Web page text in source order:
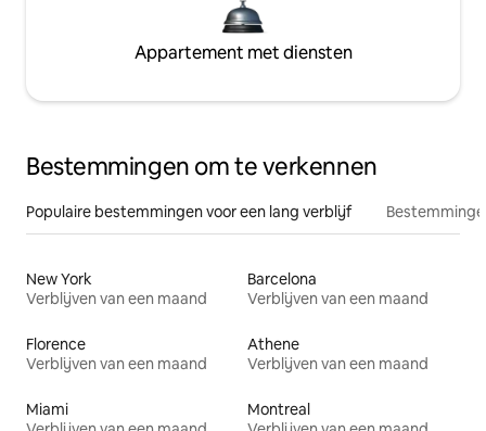
Appartement met diensten
Bestemmingen om te verkennen
Populaire bestemmingen voor een lang verblijf
New York
Verblijven van een maand
Barcelona
Verblijven van een maand
Florence
Verblijven van een maand
Athene
Verblijven van een maand
Miami
Montreal